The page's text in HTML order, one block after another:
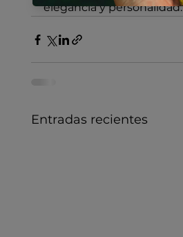
elegancia y personalidad.
Entradas recientes